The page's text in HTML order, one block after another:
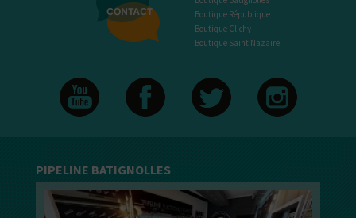
Boutique République
Boutique Clichy
Boutique Saint Nazaire
PIPELINE BATIGNOLLES